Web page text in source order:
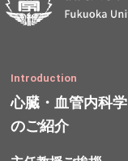
Introduction
心臓・血管内科学
のご紹介